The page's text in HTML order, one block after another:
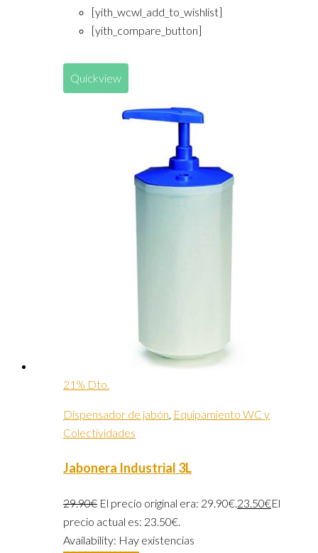
[yith_wcwl_add_to_wishlist]
[yith_compare_button]
Quickview
21% Dto.
Dispensador de jabón, Equipamiento WC y
Colectividades
Jabonera Industrial 3L
29.90€ El precio original era: 29.90€. 23.50€El
precio actual es: 23.50€.
Availability: Hay existencias